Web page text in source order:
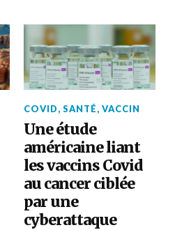
COVID,SANTÉ,VACCIN
Une étude
américaine liant
les vaccins Covid
au cancer ciblée
par une
cyberattaque